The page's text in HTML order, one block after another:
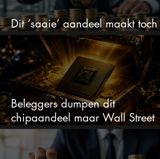
Dit ‘saaie’ aandeel maakt toch
bizar veel winst
Beleggers dumpen dit
chipaandeel maar Wall Street
ziet een zeldzame koopkans